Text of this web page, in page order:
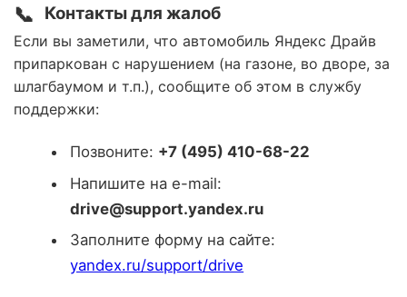
📞 Контакты для жалоб
Если вы заметили, что автомобиль Яндекс Драйв
припаркован с нарушением (на газоне, во дворе, за
шлагбаумом и т.п.), сообщите об этом в службу
поддержки:
Позвоните: +7 (495) 410-68-22
Напишите на e-mail:
drive@support.yandex.ru
Заполните форму на сайте:
yandex.ru/support/drive